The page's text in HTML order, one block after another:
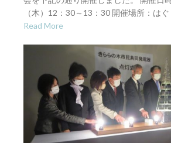
（木）12：30～13：30 開催場所：はぐ
Read More